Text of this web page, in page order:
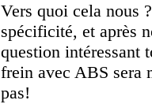
Vers quoi cela nous
spécificité, et après
question intéressant
frein avec ABS sera
pas!